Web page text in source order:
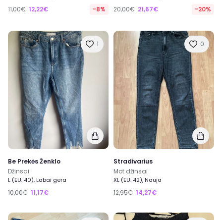
11,00€ 12,22€ -8% 20,00€ 21,67€ -20%
1
Be Prekės Ženklo
Džinsai
L (EU: 40), Labai gera
10,00€ 11,17€
0
Stradivarius
Mot džinsai
XL (EU: 42), Nauja
12,95€ 14,27€